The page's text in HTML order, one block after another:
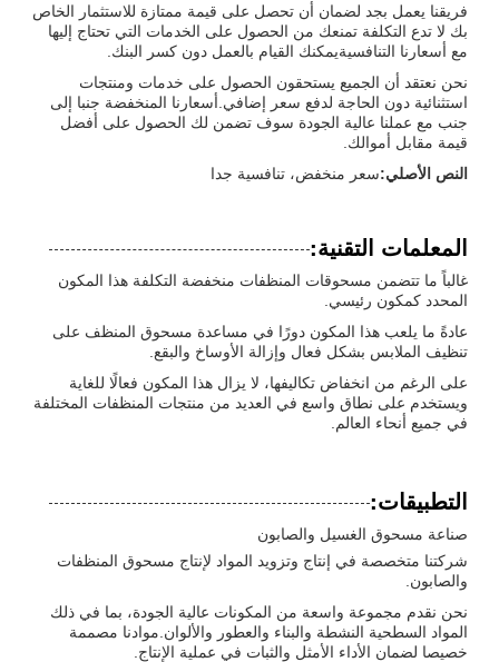
فريقنا يعمل بجد لضمان أن تحصل على قيمة ممتازة للاستثمار الخاص
بك لا تدع التكلفة تمنعك من الحصول على الخدمات التي تحتاج إليها
مع أسعارنا التنافسيةيمكنك القيام بالعمل دون كسر البنك.
نحن نعتقد أن الجميع يستحقون الحصول على خدمات ومنتجات
استثنائية دون الحاجة لدفع سعر إضافي.أسعارنا المنخفضة جنبا إلى
جنب مع عملنا عالية الجودة سوف تضمن لك الحصول على أفضل
قيمة مقابل أموالك.
النص الأصلي:سعر منخفض، تنافسية جدا
المعلمات التقنية:
غالباً ما تتضمن مسحوقات المنظفات منخفضة التكلفة هذا المكون
المحدد كمكون رئيسي.
عادةً ما يلعب هذا المكون دورًا في مساعدة مسحوق المنظف على
تنظيف الملابس بشكل فعال وإزالة الأوساخ والبقع.
على الرغم من انخفاض تكاليفها، لا يزال هذا المكون فعالًا للغاية
ويستخدم على نطاق واسع في العديد من منتجات المنظفات المختلفة
في جميع أنحاء العالم.
التطبيقات:
صناعة مسحوق الغسيل والصابون
شركتنا متخصصة في إنتاج وتزويد المواد لإنتاج مسحوق المنظفات
والصابون.
نحن نقدم مجموعة واسعة من المكونات عالية الجودة، بما في ذلك
المواد السطحية النشطة والبناء والعطور والألوان.موادنا مصممة
خصيصا لضمان الأداء الأمثل والثبات في عملية الإنتاج.